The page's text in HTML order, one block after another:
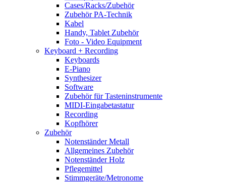
Cases/Racks/Zubehör
Zubehör PA-Technik
Kabel
Handy, Tablet Zubehör
Foto - Video Equipment
Keyboard + Recording
Keyboards
E-Piano
Synthesizer
Software
Zubehör für Tasteninstrumente
MIDI-Eingabetastatur
Recording
Kopfhörer
Zubehör
Notenständer Metall
Allgemeines Zubehör
Notenständer Holz
Pflegemittel
Stimmgeräte/Metronome